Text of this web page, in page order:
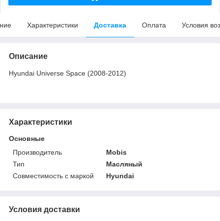
Характеристики Доставка Оплата Условия
Описание
Hyundai Universe Space (2008-2012)
Характеристики
Основные
Производитель
Mobis
Тип
Масляный
Совместимость с маркой
Hyundai
Условия доставки